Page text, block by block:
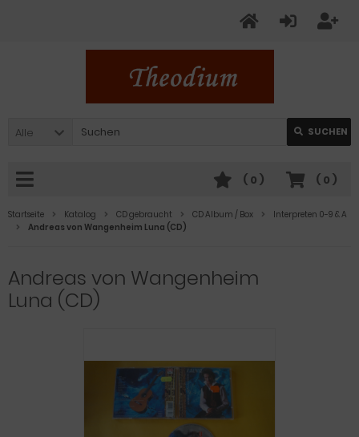
Alle SUCHEN
( 0 )
( 0 )
Startseite Katalog CD gebraucht CD Album / Box
Interpreten 0-9 & A
Andreas von Wangenheim Luna (CD)
Andreas von Wangenheim
Luna (CD)